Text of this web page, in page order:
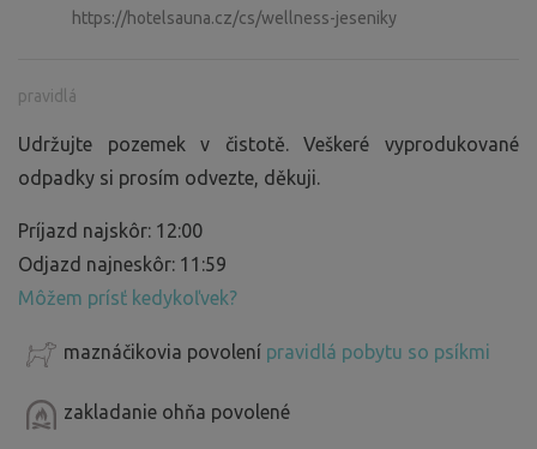
https://hotelsauna.cz/cs/wellness-jeseniky
pravidlá
Udržujte pozemek v čistotě. Veškeré vyprodukované
odpadky si prosím odvezte, děkuji.
Príjazd najskôr: 12:00
Odjazd najneskôr: 11:59
Môžem prísť kedykoľvek?
maznáčikovia povolení pravidlá pobytu so psíkmi
zakladanie ohňa povolené